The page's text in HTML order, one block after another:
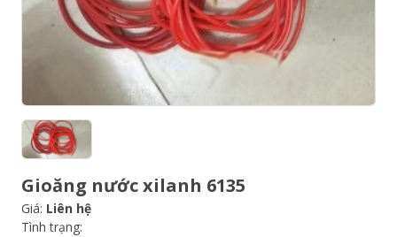
Gioăng nước xilanh 6135
Giá: Liên hệ
Tình trạng: